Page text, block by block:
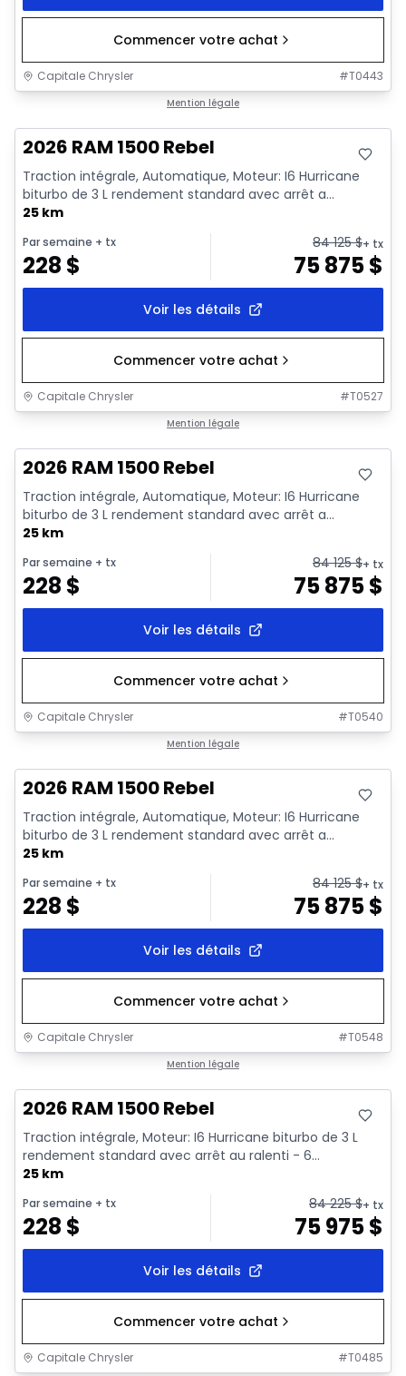
Commencer votre achat
Capitale Chrysler #T0443
Mention légale
2026 RAM 1500 Rebel
Traction intégrale, Automatique, Moteur: I6 Hurricane
biturbo de 3 L rendement standard avec arrêt a...
25 km
Par semaine + tx
228 $
84 125$+ tx
75 875$
Voir les détails
Commencer votre achat
Capitale Chrysler #T0527
Mention légale
2026 RAM 1500 Rebel
Traction intégrale, Automatique, Moteur: I6 Hurricane
biturbo de 3 L rendement standard avec arrêt a...
25 km
Par semaine + tx
228 $
84 125$+ tx
75 875$
Voir les détails
Commencer votre achat
Capitale Chrysler #T0540
Mention légale
2026 RAM 1500 Rebel
Traction intégrale, Automatique, Moteur: I6 Hurricane
biturbo de 3 L rendement standard avec arrêt a...
25 km
Par semaine + tx
228 $
84 125$+ tx
75 875$
Voir les détails
Commencer votre achat
Capitale Chrysler #T0548
Mention légale
2026 RAM 1500 Rebel
Traction intégrale, Moteur: I6 Hurricane biturbo de 3 L
rendement standard avec arrêt au ralenti - 6...
25 km
Par semaine + tx
228 $
84 225$+ tx
75 975$
Voir les détails
Commencer votre achat
Capitale Chrysler #T0485